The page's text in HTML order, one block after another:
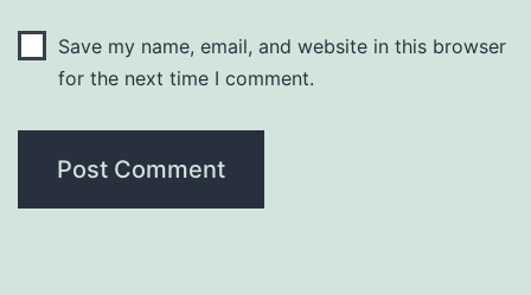
Save my name, email, and website in this browser
for the next time I comment.